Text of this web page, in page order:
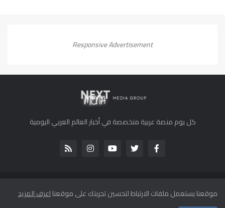
Responsive Advertisement
كل يوم منصة عربية متخصصة في أخبار العالم العربي اليومية
جميع الحقوق محفوظة لموقع كل يوم 2013-2022 ©
الرئيسية
موقعنا يستعمل ملفات الارتباط لتحسين تجربتك على موقعنااعرف المزيد